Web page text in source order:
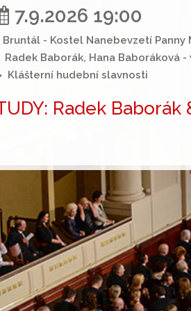
7.9.2026 19:00
Bruntál - Kostel Nanebevzetí Panny
Radek Baborák, Hana Baboráková
Klášterní hudební slavnosti
Radek Baborák